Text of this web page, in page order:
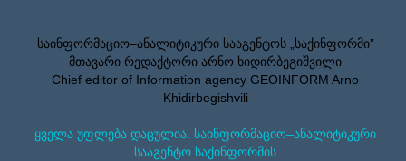
საინფორმაციო–ანალიტიკური სააგენტოს „საქინფორმი”
მთავარი რედაქტორი არნო ხიდირბეგიშვილი
Chief editor of Information agency GEOINFORM Arno
Khidirbegishvili
ყველა უფლება დაცულია. საინფორმაციო–ანალიტიკური
სააგენტო საქინფორმის